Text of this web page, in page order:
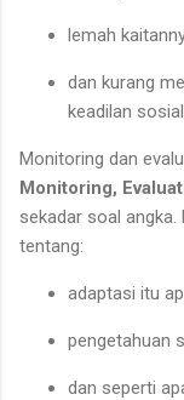
lemah
dan kurang
keadilan
Monitoring dan
Monitoring,
sekadar soal angka.
tentang:
adaptasi itu
pengetahuan
dan seperti